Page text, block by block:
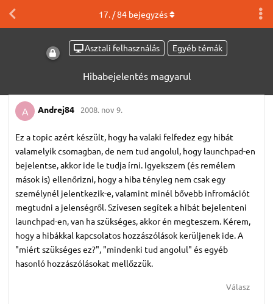
Asztali felhasználás Egyéb témák
Hibabejelentés magyarul
17. /84bejegyzés
A Andrej84 2008. nov 9.
Ez a topic azért készült, hogy ha valaki felfedez egy hibát
valamelyik csomagban, de nem tud angolul, hogy launchpad-en
bejelentse, akkor ide le tudja írni. Igyekszem (és remélem
mások is) ellenőrizni, hogy a hiba tényleg nem csak egy
személynél jelentkezik-e, valamint minél bővebb infromációt
megtudni a jelenségről. Szívesen segítek a hibát bejelenteni
launchpad-en, van ha szükséges, akkor én megteszem. Kérem,
hogy a hibákkal kapcsolatos hozzászólások kerüljenek ide. A
"miért szükséges ez?", "mindenki tud angolul" és egyéb
hasonló hozzászólásokat mellőzzük.
Válasz